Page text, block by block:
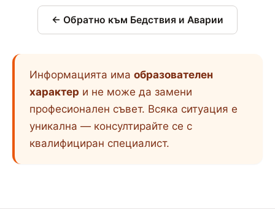
← Обратно към Бедствия и Аварии
Информацията има образователен
характер и не може да замени
професионален съвет. Всяка ситуация е
уникална — консултирайте се с
квалифициран специалист.